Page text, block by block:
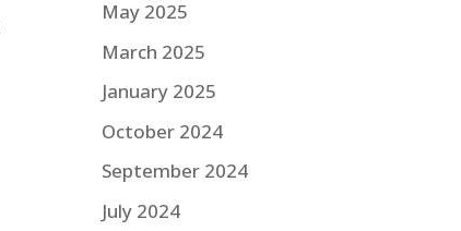
May 2025
March 2025
January 2025
October 2024
September 2024
July 2024